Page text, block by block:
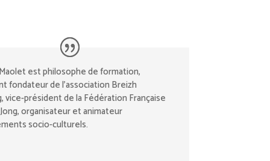
est philosophe de formation,
fondateur de l’association Breizh
vice-président de la Fédération Française
organisateur et animateur
socio-culturels.